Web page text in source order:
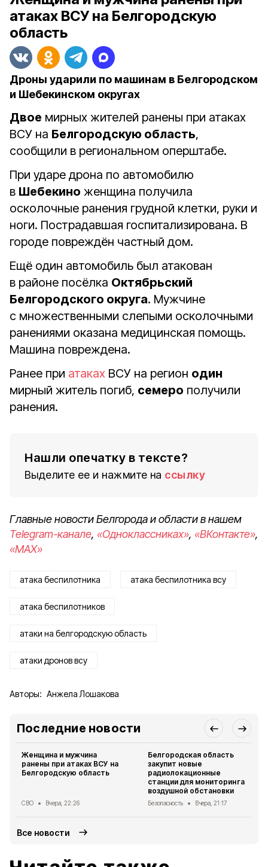
атаках ВСУ на Белгородскую
область
Дроны ударили по машинам в Белгородском
и Шебекинском округах
Двое мирных жителей ранены при атаках
ВСУ на Белгородскую область,
сообщили в региональном оперштабе.
При ударе дрона по автомобилю
в Шебекино женщина получила
осколочные ранения грудной клетки, руки и
ноги. Пострадавшая госпитализирована. В
городе повреждён частный дом.
Ещё один автомобиль был атакован
в районе посёлка Октябрьский
Белгородского округа. Мужчине
с множественными слепыми осколочными
ранениями оказана медицинская помощь.
Машина повреждена.
Ранее при атаках ВСУ на регион один
мирный житель погиб, семеро получили
ранения.
Нашли опечатку в тексте?
Выделите ее и нажмите на ссылку
Главные новости Белгорода и области в нашем
Telegram-канале, «Одноклассниках», «ВКонтакте»,
«MAX»
атака беспилотника атака беспилотника всу
атака беспилотников
атаки на белгородскую область
атаки дронов всу
Авторы: Анжела Лошакова
Последние новости
Женщина и мужчина
ранены при атаках ВСУ на
Белгородскую область
СВО Вчера, 22:26
Белгородская область
закупит новые
радиолокационные
станции для мониторинга
воздушной обстановки
Безопасность Вчера, 21:17
Все новости